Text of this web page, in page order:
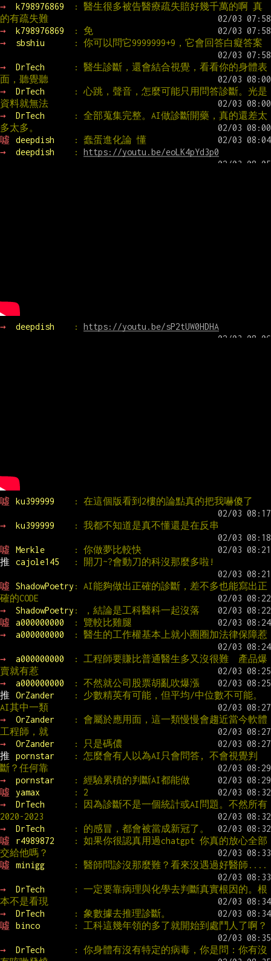
→
k798976869
: 醫生很多被告醫療疏失賠好幾千萬的啊 真
的有疏失難
→
k798976869
: 免
→
sbshiu : 你可以問它9999999+9，它會回答白癡答案
→ DrTech
: 醫生診斷，還會結合視覺，看看你的身體表
面，聽覺聽
→
DrTech
: 心跳，聲音，怎麼可能只用問答診斷。光是
資料就無法
→
DrTech
: 全部蒐集完整。AI做診斷開藥，真的還差太
多太多。
噓
deepdish
: 蠢蛋進化論 懂
→
deepdish : https://youtu.be/eoLK4pYd3p0
→ deepdish : https://youtu.be/sP2tUW0HDHA
噓 ku399999 : 在這個版看到2樓的論點真的把我嚇傻了
→ ku399999 : 我都不知道是真不懂還是在反串
噓 Merkle
: 你做夢比較快
推
cajole145 : 開刀~?會動刀的科沒那麼多啦!
噓 ShadowPoetry : AI能夠做出正確的診斷，差不多也能寫出正
確的CODE
→
ShadowPoetry : ，結論是工科醫科一起沒落
噓
a000000000
: 覽較比雞腿
→
a000000000 : 醫生的工作權基本上就小圈圈加法律保障惹
→ a000000000
: 工程師要賺比普通醫生多又沒很難  產品爆
賣就有惹
→
a000000000
: 不然就公司股票胡亂吹爆漲
推
OrZander
: 少數精英有可能，但平均/中位數不可能。
AI其中一類
→
OrZander
: 會屬於應用面，這一類慢慢會趨近當今軟體
工程師，就
→
OrZander
: 只是碼儂
推
pornstar
: 怎麼會有人以為AI只會問答, 不會視覺判
斷？任何靠
→
pornstar
: 經驗累積的判斷AI都能做
噓
yamax
: 2
→
DrTech
: 因為診斷不是一個統計或AI問題。不然所有
2020-2023
→
DrTech
: 的感冒，都會被當成新冠了。
噓
r4989872
: 如果你很認真用過chatgpt 你真的放心全部
交給他嗎？
噓
minigg : 醫師問診沒那麼難？看來沒遇過好醫師....
→ DrTech
: 一定要靠病理與化學去判斷真實根因的。根
本不是看現
→
DrTech
: 象數據去推理診斷。
噓
binco : 工科這幾年領的多了就開始到處鬥人了啊？
→ DrTech
: 你身體有沒有特定的病毒，你是問：你有沒